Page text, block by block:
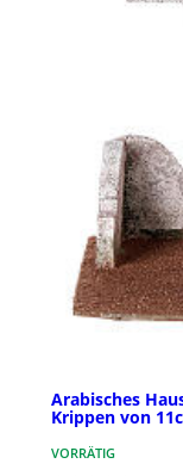
Arabisches
Krippen von
VORRÄTIG